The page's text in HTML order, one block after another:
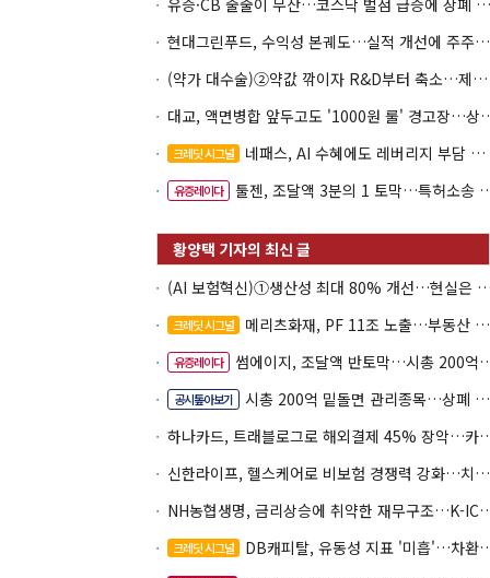
유증·CB 줄줄이 무산…코스닥 벌점 급증에 상폐 압박
현대그린푸드, 수익성 본궤도…실적 개선에 주주환원까지
(약가 대수술)②약값 깎이자 R&D부터 축소…제약업계 비상경영 돌입
대교, 액면병합 앞두고
크레딧 시그널 네패스, AI 수혜에도 레버리지 부담 여전
유증레이다 툴젠, 조달액 3분의 1 토막…특허소송 비용부터 챙긴다
(AI 보험혁신)①생산성 최대 80%
크레딧 시그널 메리츠화재, PF 11조 노출…부동산 사업성 저하 우려
유증레이다 썸에이지, 조달액 반토막…시총 200억 못 넘으면 철회
공시톺아보기
시총 200억 밑돌면 관리종목…상폐 피하려면
하나카드, 트래블로그로 해
신한라이프, 헬스케어로 비보험 경쟁력 강화…치매·간병 공략
NH농협생명, 금리상승에 취
크레딧 시그널 DB캐피탈, 유동성 지표 '미흡'…차환 부담 커진다